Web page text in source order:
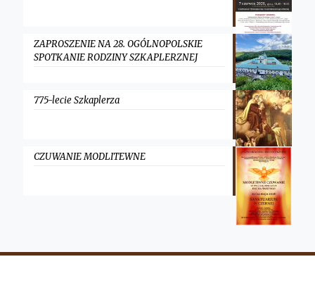
ZAPROSZENIE NA 28. OGÓLNOPOLSKIE
SPOTKANIE RODZINY SZKAPLERZNEJ
775-lecie Szkaplerza
CZUWANIE MODLITEWNE